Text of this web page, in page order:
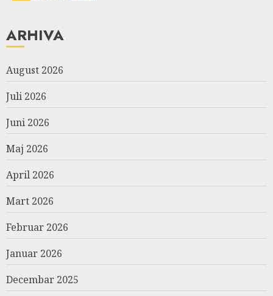
ARHIVA
August 2026
Juli 2026
Juni 2026
Maj 2026
April 2026
Mart 2026
Februar 2026
Januar 2026
Decembar 2025